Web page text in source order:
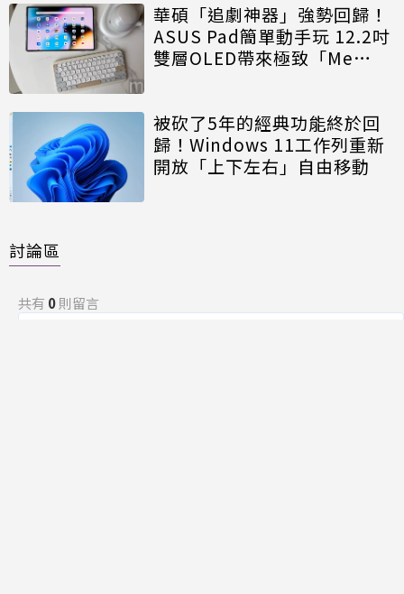
華碩「追劇神器」強勢回歸！
ASUS Pad簡單動手玩 12.2吋
雙層OLED帶來極致「Me
被砍了5年的經典功能終於回
歸！Windows 11工作列重新
開放「上下左右」自由移動
討論區
共有 0則留言